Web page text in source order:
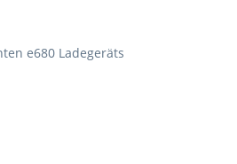
e680 Ladegeräts